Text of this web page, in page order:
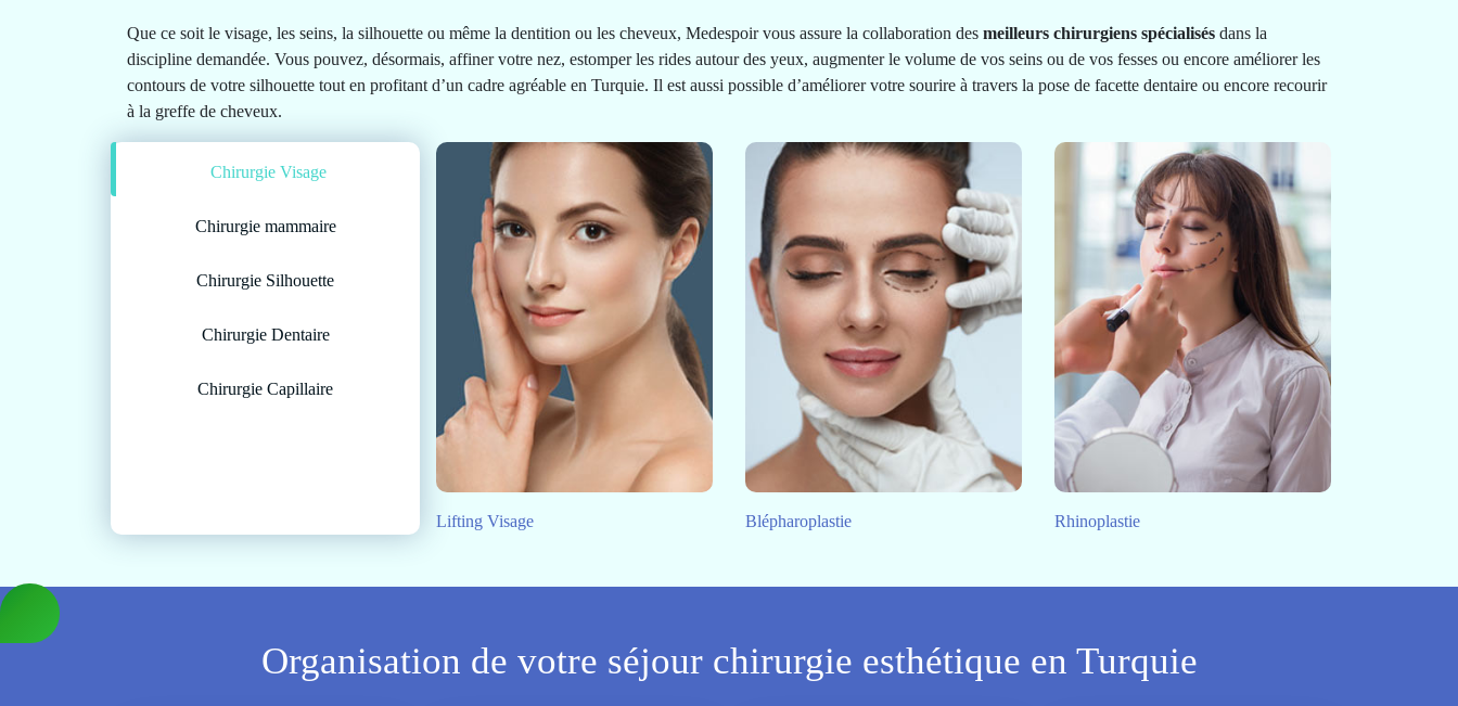
Que ce soit le visage, les seins, la silhouette ou même la dentition ou les cheveux, Medespoir vous assure la collaboration des meilleurs chirurgiens spécialisés dans la
discipline demandée. Vous pouvez, désormais, affiner votre nez, estomper les rides autour des yeux, augmenter le volume de vos seins ou de vos fesses ou encore améliorer les
contours de votre silhouette tout en profitant d’un cadre agréable en Turquie. Il est aussi possible d’améliorer votre sourire à travers la pose de facette dentaire ou encore recourir
à la greffe de cheveux.
Chirurgie Visage
Chirurgie mammaire
Chirurgie Silhouette
Chirurgie Dentaire
Chirurgie Capillaire
Lifting Visage Blépharoplastie Rhinoplastie
Organisation de votre séjour chirurgie esthétique en Turquie